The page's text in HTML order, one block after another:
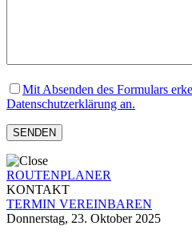
Mit Absenden des Formulars
Datenschutzerklärung an.
ROUTENPLANER
KONTAKT
TERMIN VEREINBAREN
Donnerstag, 23. Oktober 2025